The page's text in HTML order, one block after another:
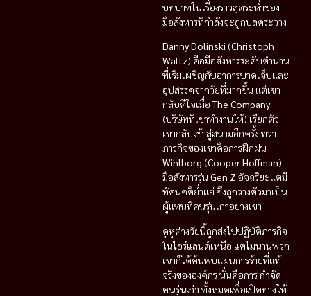
บทบาทในเรื่องราวสุดระห่ำของ
มือสังหารที่กำลังจะถูกปลดระวาง
Danny Dolinski (Christoph
Waltz) คือมือสังหารระดับตำนาน
ที่เริ่มเผชิญกับอาการบาดเจ็บและ
อุปสรรคจากวัยที่มากขึ้น แต่เขา
กลับดีใจเมื่อThe Company
(บริษัทที่เขาทำงานให้) เรียกตัว
เขากลับเข้าสู่สนามอีกครั้ง ทว่า
ภารกิจของเขาคือการฝึกฝน
Wihlborg (Cooper Hoffman)
มือสังหารรุ่น Gen Z อัจฉริยะแต่มี
ทัศนคติย่ำแย่ ซึ่งถูกวางตัวมาเป็น
ผู้แทนที่คนรุ่นเก่าอย่างเขา
คู่หูต่างวัยนี้ถูกส่งไปปฏิบัติภารกิจ
ในไอร์แลนด์เหนือ แต่ไม่นานพวก
เขาก็ได้ค้นพบแผนการร้ายที่แท้
จริงขององค์กร นั่นคือการกำจัด
คนรุ่นเก่า ทั้งหมดเพื่อเปิดทางให้